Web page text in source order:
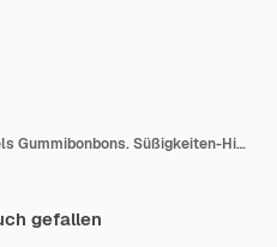
Nahaufnahme eines Bündels Gummibonbons. Süßigkeiten-Hintergrund. Bunte Bonbons. Makroaufnahme.
gefallen